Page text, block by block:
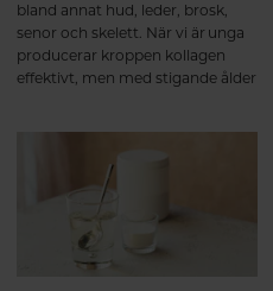
bland annat hud, leder, brosk,
senor och skelett. När vi är unga
producerar kroppen kollagen
effektivt, men med stigande ålder
mer märkbara efter 40 års ålder,
då kroppens förmåga att bilda
nytt kollagen inte längre håller
samma takt som tidigare.